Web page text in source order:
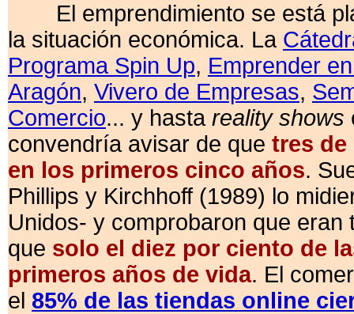
El emprendimiento se está
la situación económica. La
Programa Spin Up, Emprender
Aragón, Vivero de Empresas,
Comercio... y hasta reality shows
convendría avisar de que tres de
en los primeros cinco años.
Phillips y Kirchhoff (1989) lo
Unidos- y comprobaron que eran
que solo el diez por ciento de
primeros años de vida. El
el 85% de las tiendas online